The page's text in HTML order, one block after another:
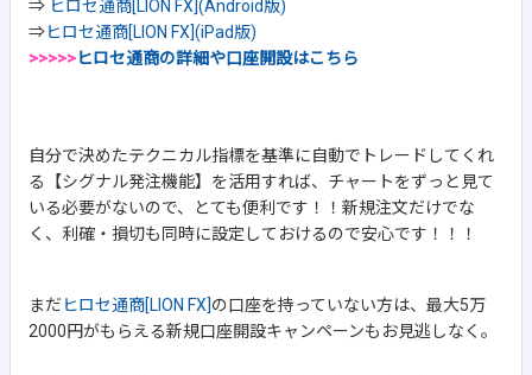
⇒ ヒロセ通商[LION FX](Android版)
⇒ヒロセ通商[LION FX](iPad版)
>>>>>ヒロセ通商の詳細や口座開設はこちら
自分で決めたテクニカル指標を基準に自動でトレードしてくれ
る【シグナル発注機能】を活用すれば、チャートをずっと見て
いる必要がないので、とても便利です！！新規注文だけでな
く、利確・損切も同時に設定しておけるので安心です！！！
まだ ヒロセ通商[LION FX]の口座を持っていない方は、最大5万
2000円がもらえる新規口座開設キャンペーンもお見逃しなく。